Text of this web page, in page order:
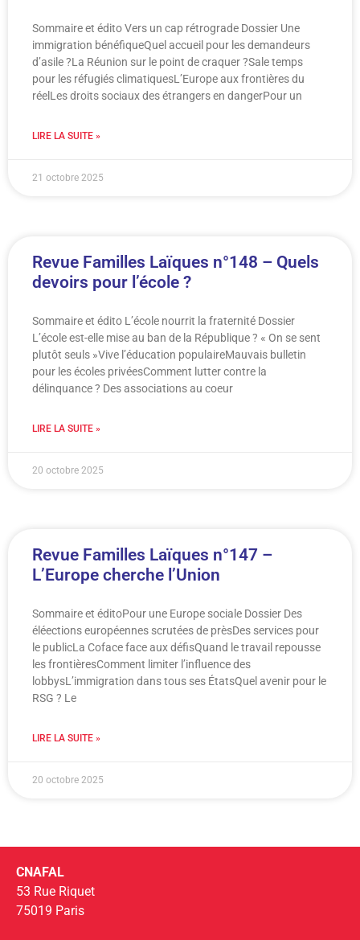
Sommaire et édito Vers un cap rétrograde Dossier Une
immigration bénéfiqueQuel accueil pour les demandeurs
d’asile ?La Réunion sur le point de craquer ?Sale temps
pour les réfugiés climatiquesL’Europe aux frontières du
réelLes droits sociaux des étrangers en dangerPour un
LIRE LA SUITE »
21 octobre 2025
Revue Familles Laïques n°148 – Quels
devoirs pour l’école ?
Sommaire et édito L’école nourrit la fraternité Dossier
L’école est-elle mise au ban de la République ? « On se sent
plutôt seuls »Vive l’éducation populaireMauvais bulletin
pour les écoles privéesComment lutter contre la
délinquance ? Des associations au coeur
LIRE LA SUITE »
20 octobre 2025
Revue Familles Laïques n°147 –
L’Europe cherche l’Union
Sommaire et éditoPour une Europe sociale Dossier Des
éléections européennes scrutées de prèsDes services pour
le publicLa Coface face aux défisQuand le travail repousse
les frontièresComment limiter l’influence des
lobbysL’immigration dans tous ses ÉtatsQuel avenir pour le
RSG ? Le
LIRE LA SUITE »
20 octobre 2025
CNAFAL
53 Rue Riquet
75019 Paris